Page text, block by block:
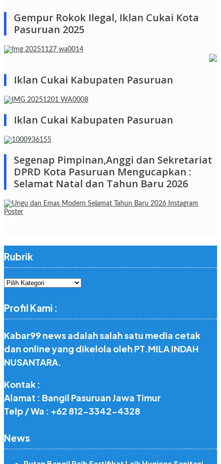
Gempur Rokok Ilegal, Iklan Cukai Kota
Pasuruan 2025
Iklan Cukai Kabupaten Pasuruan
Iklan Cukai Kabupaten Pasuruan
Segenap Pimpinan,Anggi dan Sekretariat
DPRD Kota Pasuruan Mengucapkan :
Selamat Natal dan Tahun Baru 2026
Rubrik
Rubrik
Profil Kami :
Kabar99 news adalah salah satu media cetak
dan online yang dikelola oleh PT.MILA INDAH
NUSANTARA.
Kontak :
Alamat : Bangil Pasuruan Jawa Timur
Telp / Wa : +62 812-3342-4328
News